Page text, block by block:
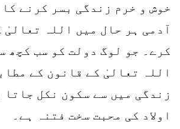
خوش و خرم زندگی بسر کرنے کا
آدمی ہر حال میں اللہ تعالیٰ
کرے۔ جو لوگ دولت کو سب کچھ
اللہ تعالیٰ کے قانون کے
زندگی میں سے سکون نکل جاتا
اولاد کی محبت سخت فتنہ ہے۔